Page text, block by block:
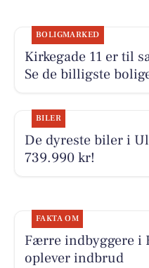
BOLIGMARKED
Kirkegade 11 er til
Se de billigste
BILER
De dyreste biler i
739.990 kr!
FAKTA OM
Færre indbyggere i
oplever indbrud